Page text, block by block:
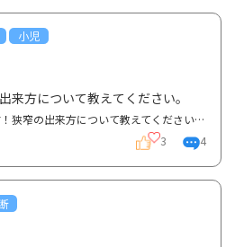
小児
方について教えてください。
いつもありがとうございます！狭窄の出来方について教えてください。狭窄は潰瘍が治る過程で瘢痕になり...
3 4